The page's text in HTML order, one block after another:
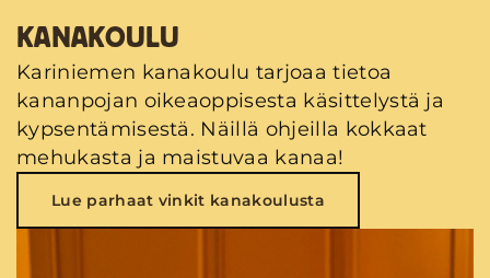
KANAKOULU
Kariniemen kanakoulu tarjoaa tietoa
kananpojan oikeaoppisesta käsittelystä ja
kypsentämisestä. Näillä ohjeilla kokkaat
mehukasta ja maistuvaa kanaa!
Lue parhaat vinkit kanakoulusta